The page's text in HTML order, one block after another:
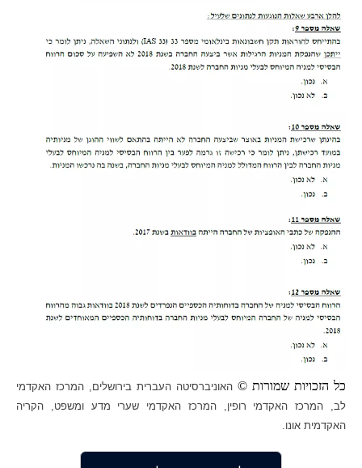
כל הזכויות שמורות © האוניברסיטה העברית בירושלים, המרכז האקדמי
לב, המרכז האקדמי רופין, המרכז האקדמי שערי מדע ומשפט, הקריה
האקדמית אונו.